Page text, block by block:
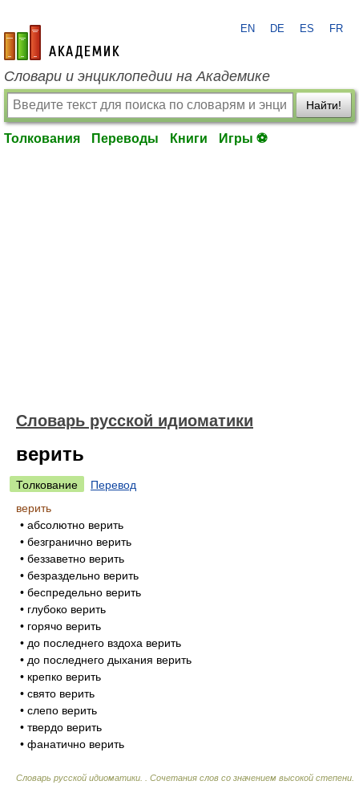
academic.ru
EN DE ES FR
Словари и энциклопедии на Академике
Найти!
Толкования Переводы Книги Игры ⚽
Словарь русской идиоматики
верить
Толкование
Перевод
верить
• абсолютно верить
• безгранично верить
• беззаветно верить
• безраздельно верить
• беспредельно верить
• глубоко верить
• горячо верить
• до последнего вздоха верить
• до последнего дыхания верить
• крепко верить
• свято верить
• слепо верить
• твердо верить
• фанатично верить
Словарь русской идиоматики. . Сочетания слов со значением высокой степени